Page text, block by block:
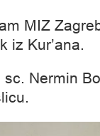
MIZ
iz Kur’ana.
Nermin